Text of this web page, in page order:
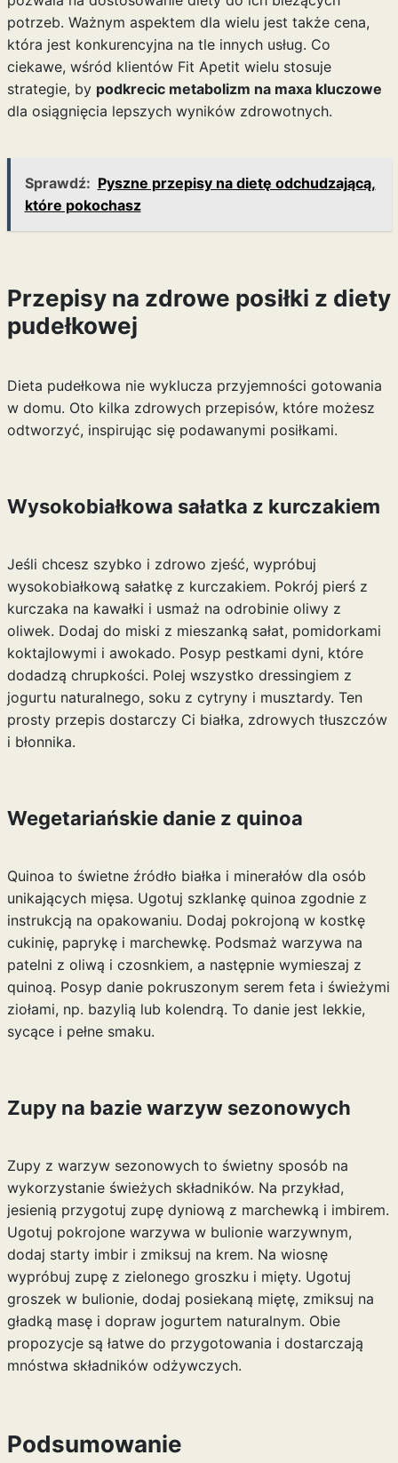
potrzeb. Ważnym aspektem dla wielu jest także cena,
która jest konkurencyjna na tle innych usług. Co
ciekawe, wśród klientów Fit Apetit wielu stosuje
strategie, by podkrecic metabolizm na maxa kluczowe
dla osiągnięcia lepszych wyników zdrowotnych.
Sprawdź: Pyszne przepisy na dietę odchudzającą,
które pokochasz
Przepisy na zdrowe posiłki z diety
pudełkowej
Dieta pudełkowa nie wyklucza przyjemności gotowania
w domu. Oto kilka zdrowych przepisów, które możesz
odtworzyć, inspirując się podawanymi posiłkami.
Wysokobiałkowa sałatka z kurczakiem
Jeśli chcesz szybko i zdrowo zjeść, wypróbuj
wysokobiałkową sałatkę z kurczakiem. Pokrój pierś z
kurczaka na kawałki i usmaż na odrobinie oliwy z
oliwek. Dodaj do miski z mieszanką sałat, pomidorkami
koktajlowymi i awokado. Posyp pestkami dyni, które
dodadzą chrupkości. Polej wszystko dressingiem z
jogurtu naturalnego, soku z cytryny i musztardy. Ten
prosty przepis dostarczy Ci białka, zdrowych tłuszczów
i błonnika.
Wegetariańskie danie z quinoa
Quinoa to świetne źródło białka i minerałów dla osób
unikających mięsa. Ugotuj szklankę quinoa zgodnie z
instrukcją na opakowaniu. Dodaj pokrojoną w kostkę
cukinię, paprykę i marchewkę. Podsmaż warzywa na
patelni z oliwą i czosnkiem, a następnie wymieszaj z
quinoą. Posyp danie pokruszonym serem feta i świeżymi
ziołami, np. bazylią lub kolendrą. To danie jest lekkie,
sycące i pełne smaku.
Zupy na bazie warzyw sezonowych
Zupy z warzyw sezonowych to świetny sposób na
wykorzystanie świeżych składników. Na przykład,
jesienią przygotuj zupę dyniową z marchewką i imbirem.
Ugotuj pokrojone warzywa w bulionie warzywnym,
dodaj starty imbir i zmiksuj na krem. Na wiosnę
wypróbuj zupę z zielonego groszku i mięty. Ugotuj
groszek w bulionie, dodaj posiekaną miętę, zmiksuj na
gładką masę i dopraw jogurtem naturalnym. Obie
propozycje są łatwe do przygotowania i dostarczają
mnóstwa składników odżywczych.
Podsumowanie